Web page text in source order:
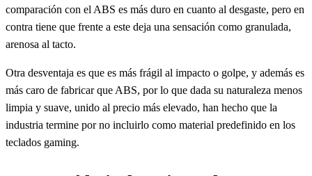
comparación con el ABS es más duro en cuanto al desgaste, pero en
contra tiene que frente a este deja una sensación como granulada,
arenosa al tacto.
Otra desventaja es que es más frágil al impacto o golpe, y además es
más caro de fabricar que ABS, por lo que dada su naturaleza menos
limpia y suave, unido al precio más elevado, han hecho que la
industria termine por no incluirlo como material predefinido en los
teclados gaming.